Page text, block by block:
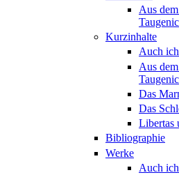
Aus
Kurzinhalte
Auch
Aus
Das
Das
Libertas
Bibliographie
Werke
Auch